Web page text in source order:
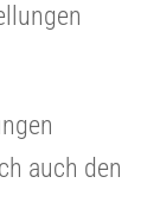
auch den